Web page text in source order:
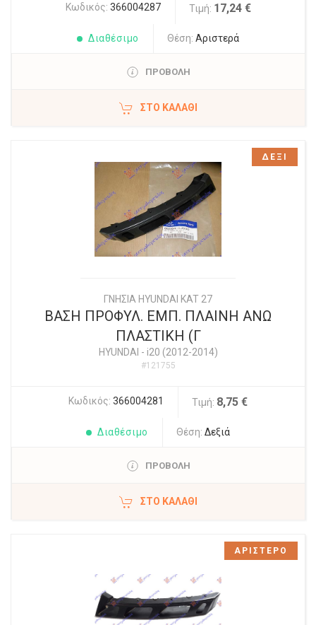
Κωδικός: 366004287 Τιμή: 17,24 €
Διαθέσιμο Θέση: Αριστερά
ΠΡΟΒΟΛΗ
ΣΤΟ ΚΑΛΆΘΙ
ΓΝΗΣΙΑ HYUNDAI KAT 27
ΒΑΣΗ ΠΡΟΦΥΛ. ΕΜΠ. ΠΛΑΙΝΗ ΑΝΩ
ΠΛΑΣΤΙΚΗ (Γ
HYUNDAI - i20 (2012-2014)
#121755
Κωδικός: 366004281 Τιμή: 8,75 €
Διαθέσιμο Θέση: Δεξιά
ΠΡΟΒΟΛΗ
ΣΤΟ ΚΑΛΆΘΙ
ΔΕΞΙ
ΑΡΙΣΤΕΡΟ